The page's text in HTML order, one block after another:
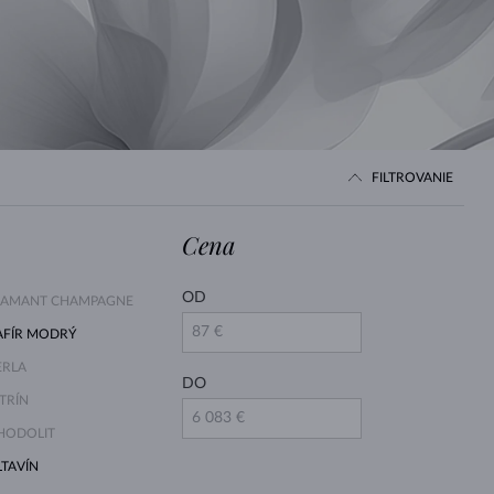
BIELE ZLATO
RUŽOVÉ ZLATO
BIELE ZLATO
FILTROVANIE
CHAMPAGNE
MODRÝ
Cena
OD
DO